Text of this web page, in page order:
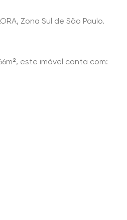
Zona Sul de São Paulo.
este imóvel conta com: